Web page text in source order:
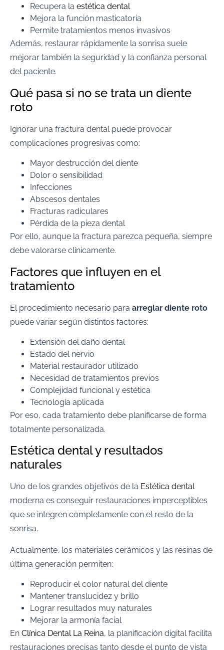
Recupera la estética dental
Mejora la función masticatoria
Permite tratamientos menos invasivos
Además, restaurar rápidamente la sonrisa suele
mejorar también la seguridad y la confianza personal
del paciente.
Qué pasa si no se trata un diente
roto
Ignorar una fractura dental puede provocar
complicaciones progresivas como:
Mayor destrucción del diente
Dolor o sensibilidad
Infecciones
Abscesos dentales
Fracturas radiculares
Pérdida de la pieza dental
Por ello, aunque la fractura parezca pequeña, siempre
debe valorarse clínicamente.
Factores que influyen en el
tratamiento
El procedimiento necesario para arreglar diente roto
puede variar según distintos factores:
Extensión del daño dental
Estado del nervio
Material restaurador utilizado
Necesidad de tratamientos previos
Complejidad funcional y estética
Tecnología aplicada
Por eso, cada tratamiento debe planificarse de forma
totalmente personalizada.
Estética dental y resultados
naturales
Uno de los grandes objetivos de la Estética dental
moderna es conseguir restauraciones imperceptibles
que se integren completamente con el resto de la
sonrisa.
Actualmente, los materiales cerámicos y las resinas de
última generación permiten:
Reproducir el color natural del diente
Mantener translucidez y brillo
Lograr resultados muy naturales
Mejorar la armonía facial
En Clínica Dental La Reina, la planificación digital facilita
restauraciones precisas tanto desde el punto de vista